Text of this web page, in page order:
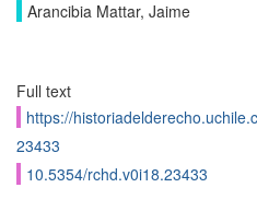
Arancibia Mattar, Jaime
Full text
https://
23433
10.5354/rchd.v0i18.23433